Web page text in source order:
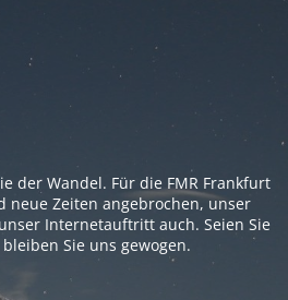
der Wandel. Für die FMR Frankfurt
neue Zeiten angebrochen, unser
Internetauftritt auch. Seien Sie
Sie uns gewogen.